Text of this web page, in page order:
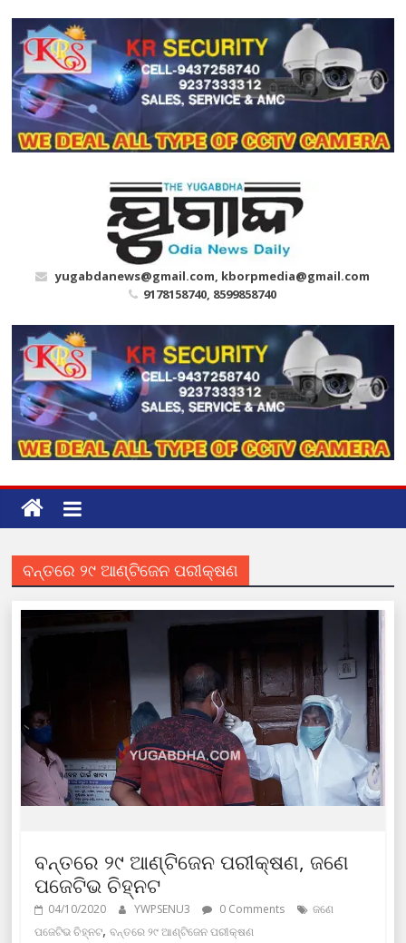
content
yugabdanews@gmail.com, kborpmedia@gmail.com
9178158740, 8599858740
ବନ୍ତରେ ୨୯ ଆଣ୍ଟିଜେନ ପରୀକ୍ଷଣ
ବନ୍ତରେ ୨୯ ଆଣ୍ଟିଜେନ ପରୀକ୍ଷଣ, ଜଣେ
ପଜେଟିଭ ଚିହ୍ନଟ
04/10/2020 YWPSENU3 0 Comments
ଜଣେ
ପଜେଟିଭ ଚିହ୍ନଟ,ବନ୍ତରେ ୨୯ ଆଣ୍ଟିଜେନ ପରୀକ୍ଷଣ